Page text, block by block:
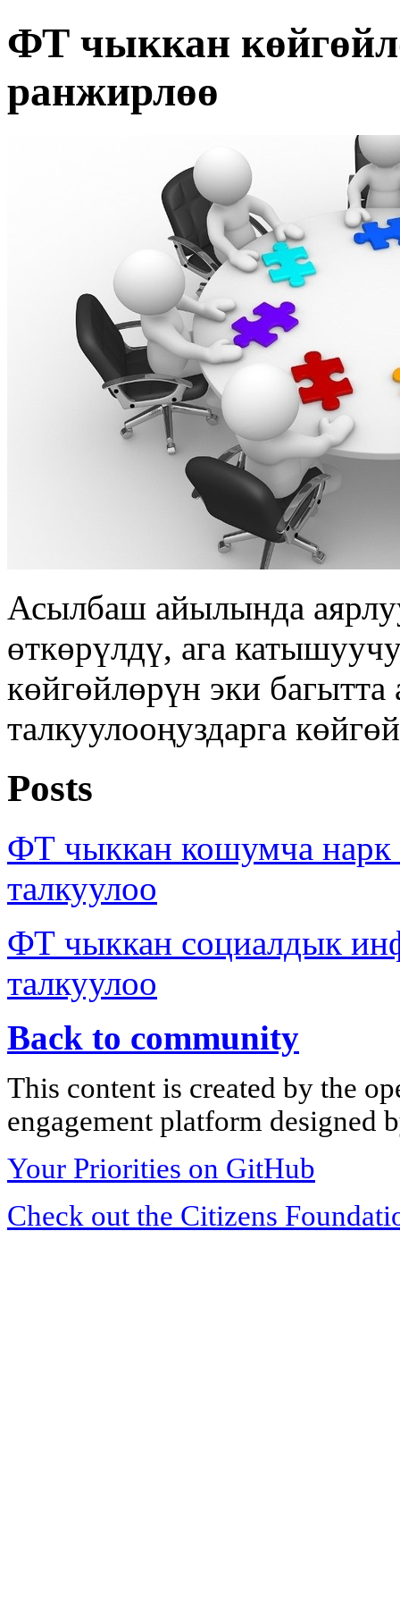
ФТ чыккан
ранжирлөө
Асылбаш айылында
өткөрүлдү, ага
көйгөйлөрүн эки
талкуулооңуздарга
Posts
ФТ чыккан кошумча
талкуулоо
ФТ чыккан социалдык
талкуулоо
Back to community
This content is created by the
engagement platform designed
Your Priorities on GitHub
Check out the Citizens